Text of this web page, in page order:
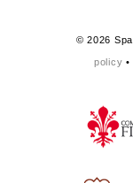
© 2026
policy •